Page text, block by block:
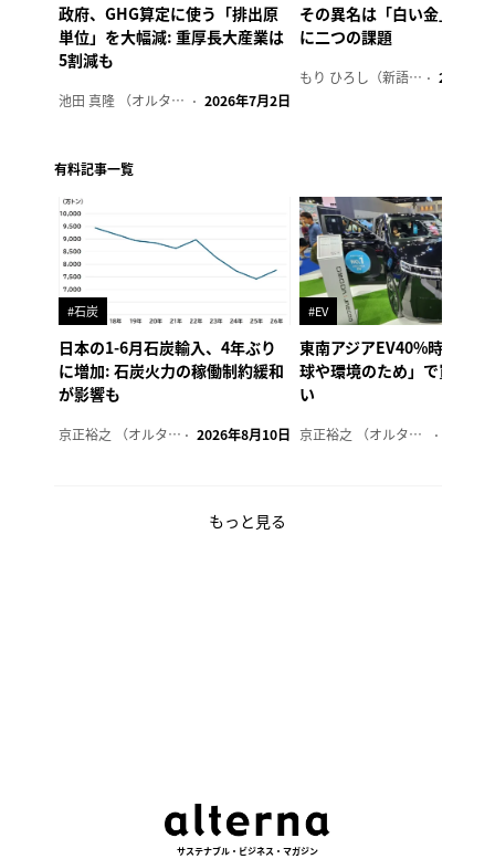
政府、GHG算定に使う「排出原
単位」を大幅減: 重厚長大産業は
5割減も
池田 真隆 （オルタナ輪番編集長） 2026年7月2日
その異名は「白い金」、リ
に二つの課題
もり ひろし（新語ウォッチャー） 2023年7
有料記事一覧
#石炭
日本の1-6月石炭輸入、4年ぶり
に増加: 石炭火力の稼働制約緩和
が影響も
京正裕之 （オルタナ副編集長） 2026年8月10日
#EV
東南アジアEV40%時代②
球や環境のため」で買う訳
い
京正裕之 （オルタナ副編集長）
もっと見る
サステナブル・ビジネス・マガジン